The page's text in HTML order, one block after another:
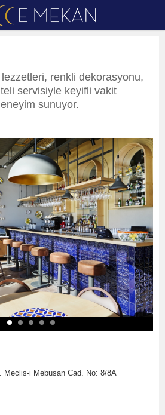
renkli dekorasyonu,
servisiyle keyifli vakit
sunuyor.
Meclis-i Mebusan Cad. No: 8/8A